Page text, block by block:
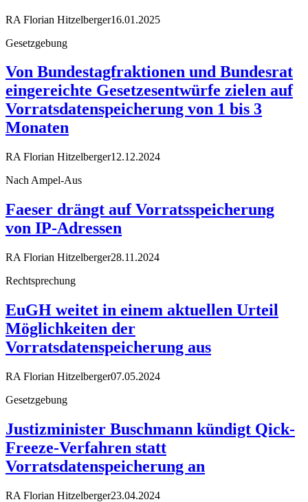
RA Florian Hitzelberger16.01.2025
Gesetzgebung
Von Bundestagfraktionen und Bundesrat
eingereichte Gesetzesentwürfe zielen auf
Vorratsdatenspeicherung von 1 bis 3
Monaten
RA Florian Hitzelberger12.12.2024
Nach Ampel-Aus
Faeser drängt auf Vorratsspeicherung
von IP-Adressen
RA Florian Hitzelberger28.11.2024
Rechtsprechung
EuGH weitet in einem aktuellen Urteil
Möglichkeiten der
Vorratsdatenspeicherung aus
RA Florian Hitzelberger07.05.2024
Gesetzgebung
Justizminister Buschmann kündigt Qick-
Freeze-Verfahren statt
Vorratsdatenspeicherung an
RA Florian Hitzelberger23.04.2024